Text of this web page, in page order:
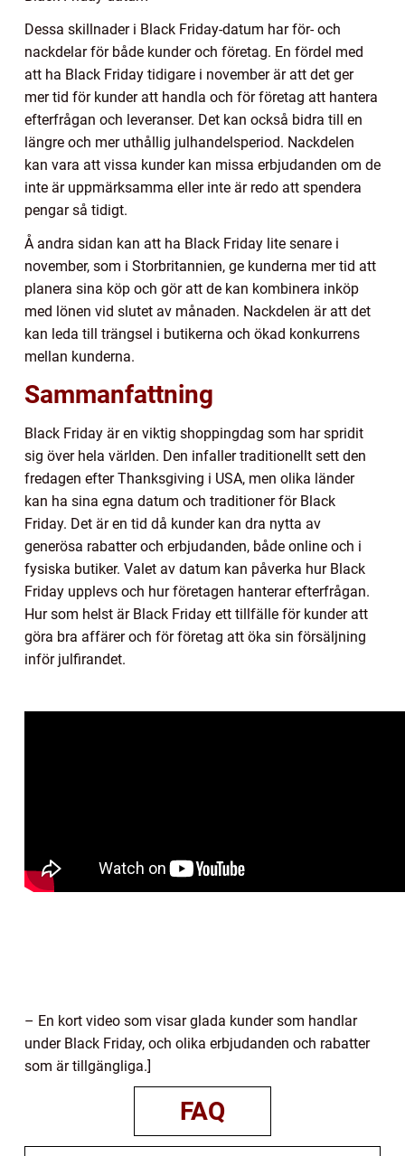
Dessa skillnader i Black Friday-datum har för- och
nackdelar för både kunder och företag. En fördel med
att ha Black Friday tidigare i november är att det ger
mer tid för kunder att handla och för företag att hantera
efterfrågan och leveranser. Det kan också bidra till en
längre och mer uthållig julhandelsperiod. Nackdelen
kan vara att vissa kunder kan missa erbjudanden om de
inte är uppmärksamma eller inte är redo att spendera
pengar så tidigt.
Å andra sidan kan att ha Black Friday lite senare i
november, som i Storbritannien, ge kunderna mer tid att
planera sina köp och gör att de kan kombinera inköp
med lönen vid slutet av månaden. Nackdelen är att det
kan leda till trängsel i butikerna och ökad konkurrens
mellan kunderna.
Sammanfattning
Black Friday är en viktig shoppingdag som har spridit
sig över hela världen. Den infaller traditionellt sett den
fredagen efter Thanksgiving i USA, men olika länder
kan ha sina egna datum och traditioner för Black
Friday. Det är en tid då kunder kan dra nytta av
generösa rabatter och erbjudanden, både online och i
fysiska butiker. Valet av datum kan påverka hur Black
Friday upplevs och hur företagen hanterar efterfrågan.
Hur som helst är Black Friday ett tillfälle för kunder att
göra bra affärer och för företag att öka sin försäljning
inför julfirandet.
– En kort video som visar glada kunder som handlar
under Black Friday, och olika erbjudanden och rabatter
som är tillgängliga.]
FAQ